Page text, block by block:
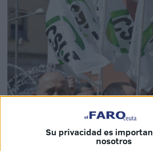
Su privacidad es
nosotros